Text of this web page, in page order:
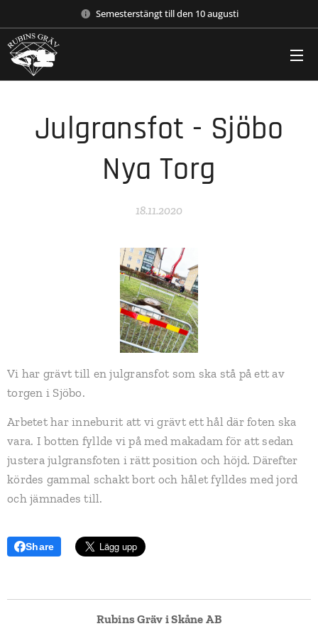
Semesterstängt till den 10 augusti
Julgransfot - Sjöbo
Nya Torg
18.11.2020
Vi har grävt till en julgransfot som ska stå på ett av
torgen i Sjöbo.
Arbetet har inneburit att vi grävt ett hål där foten ska
vara. I botten fyllde vi på med makadam för att sedan
justera julgransfoten i rätt position och höjd. Därefter
kördes gammal schakt bort och hålet fylldes med jord
och jämnades till.
Share
Rubins Gräv i Skåne AB